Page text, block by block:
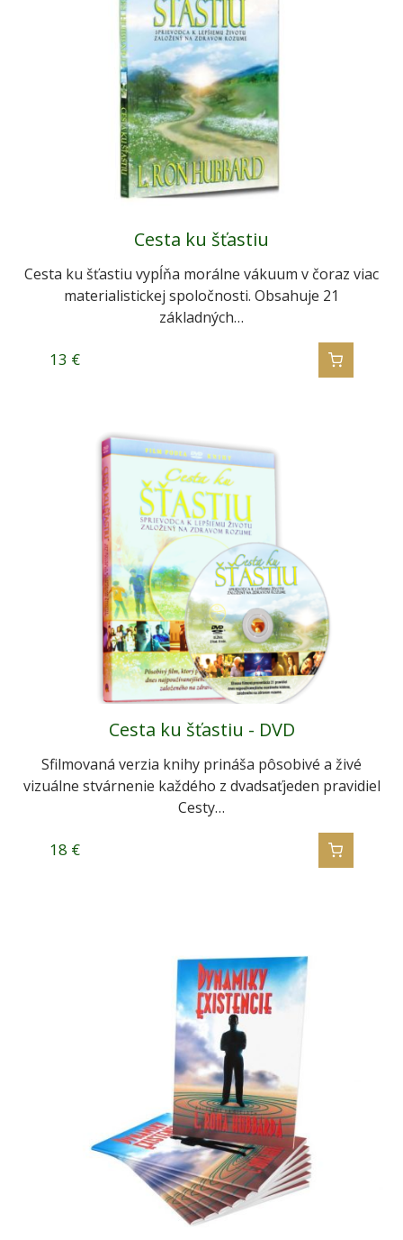
Cesta ku šťastiu
Cesta ku šťastiu vypĺňa morálne vákuum v čoraz viac
materialistickej spoločnosti. Obsahuje 21
základných…
13 €
Cesta ku šťastiu - DVD
Sfilmovaná verzia knihy prináša pôsobivé a živé
vizuálne stvárnenie každého z dvadsaťjeden pravidiel
Cesty…
18 €